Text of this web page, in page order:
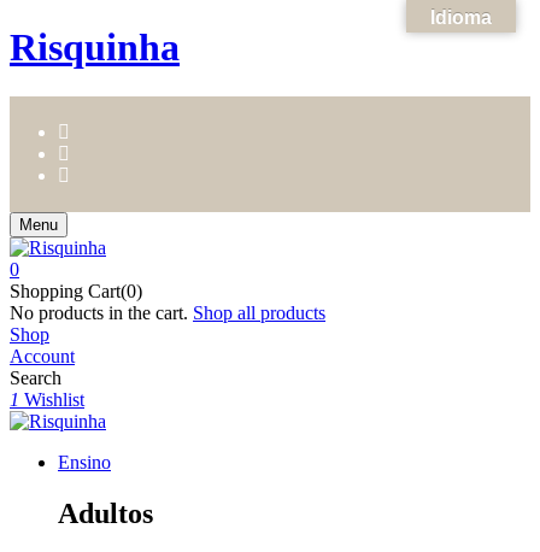
Risquinha
Menu
0
Shopping Cart(0)
No products in the cart. Shop all products
Shop
Account
Search
1 Wishlist
Ensino
Adultos
Idioma